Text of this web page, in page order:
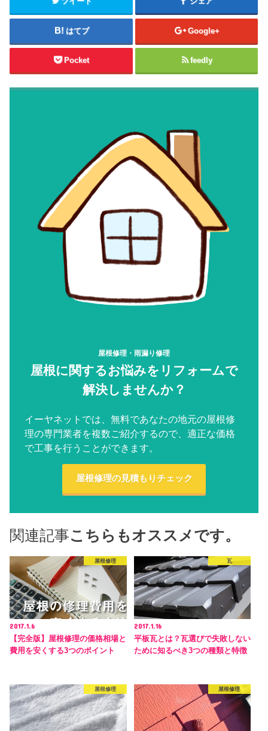
はてブ Google+
Pocket feedly
屋根修理・雨漏り修理
屋根に関するお悩みをリフォームで
解決しませんか？
イーヤネットでは、無料であなたの地元の屋根修
理の専門業者を複数ご紹介するので、適正な価格
で工事を行うことができます。
屋根修理の見積もりチェック
関連記事こちらもオススメです。
屋根修理
2017.1.6
【完全版】屋根修理の価格相場と
費用を安くする3つのポイント
瓦
2017.1.16
平板瓦とは？瓦選びで失敗しない
ために知るべき3つの種類と特徴
屋根修理 屋根修理